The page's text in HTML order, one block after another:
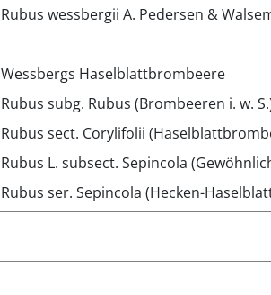
Rubus wessbergii A. Pedersen &
Wessbergs Haselblattbrombeere
Rubus subg. Rubus (Brombeeren i. w.
Rubus sect. Corylifolii
Rubus L. subsect. Sepincola
Rubus ser. Sepincola (Hecken-